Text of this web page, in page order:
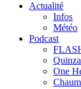
Actualité
Infos
Météo
Podcast
One